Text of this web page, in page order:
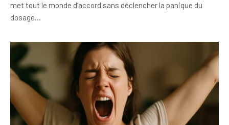
met tout le monde d’accord sans déclencher la panique du
dosage…